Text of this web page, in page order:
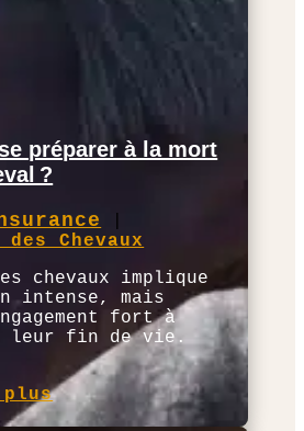
préparer à la mort
?
Chevaux
chevaux implique
intense, mais
fort à
leur fin de vie.